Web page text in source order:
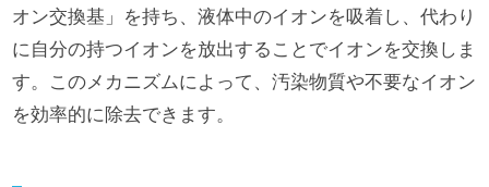
オン交換基」を持ち、液体中のイオンを吸着し、代わり
に自分の持つイオンを放出することでイオンを交換しま
す。このメカニズムによって、汚染物質や不要なイオン
を効率的に除去できます。